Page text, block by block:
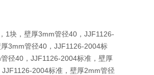
1块，壁厚3mm管径40， JJF1126-
3mm管径40， JJF1126-2004标
径40， JJF1126-2004标准，壁厚
JJF1126-2004标准，壁厚2mm管径